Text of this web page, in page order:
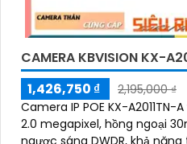
CAMERA KBVISION KX-
1,426,750 ₫
2,195,000 ₫
Camera IP POE KX-
2.0 megapixel, hồng ngoại